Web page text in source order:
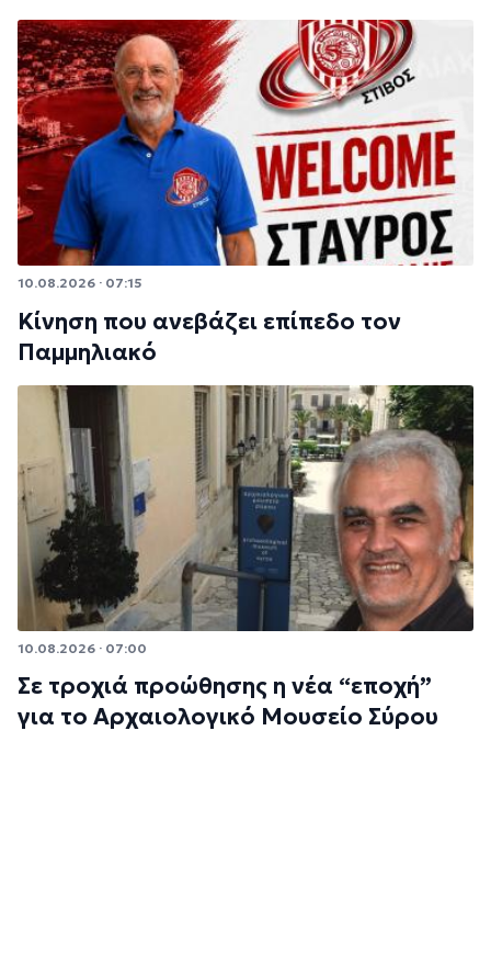
10.08.2026 · 07:15
Κίνηση που ανεβάζει επίπεδο τον
Παμμηλιακό
10.08.2026 · 07:00
Σε τροχιά προώθησης η νέα “εποχή”
για το Αρχαιολογικό Μουσείο Σύρου